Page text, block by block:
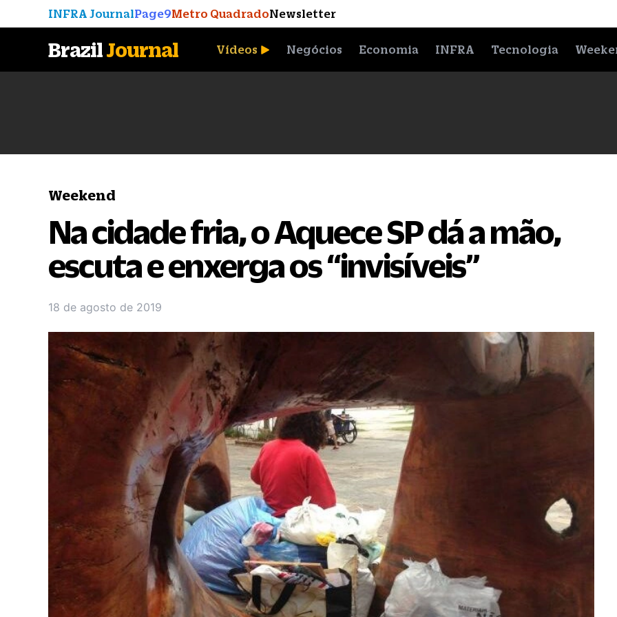
INFRA JournalPage9Metro QuadradoNewsletter
BrazilJournal Vídeos Negócios Economia INFRA Tecnologia
Weekend
Na cidade fria, o Aquece SP dá a mão,
escuta e enxerga os “invisíveis”
18 de agosto de 2019